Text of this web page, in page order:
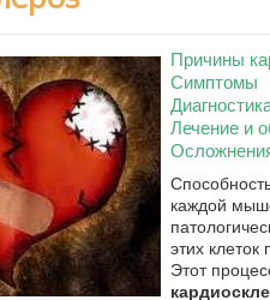
Причины
Симптомы
Лечение и
каждой
этих
Этот